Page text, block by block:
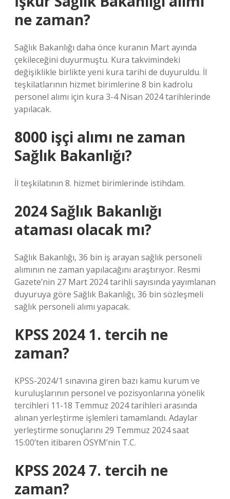
ne zaman?
Sağlık Bakanlığı daha önce kuranın Mart ayında
çekileceğini duyurmuştu. Kura takvimindeki
değişiklikle birlikte yeni kura tarihi de duyuruldu. İl
teşkilatlarının hizmet birimlerine 8 bin kadrolu
personel alımı için kura 3-4 Nisan 2024 tarihlerinde
yapılacak.
8000 işçi alımı ne zaman
Sağlık Bakanlığı?
İl teşkilatının 8. hizmet birimlerinde istihdam.
2024 Sağlık Bakanlığı
ataması olacak mı?
Sağlık Bakanlığı, 36 bin iş arayan sağlık personeli
alımının ne zaman yapılacağını araştırıyor. Resmi
Gazete’nin 27 Mart 2024 tarihli sayısında yayımlanan
duyuruya göre Sağlık Bakanlığı, 36 bin sözleşmeli
sağlık personeli alımı yapacak.
KPSS 2024 1. tercih ne
zaman?
KPSS-2024/1 sınavına giren bazı kamu kurum ve
kuruluşlarının personel ve pozisyonlarına yönelik
tercihleri ​​11-18 Temmuz 2024 tarihleri ​​arasında
alınan yerleştirme işlemleri tamamlandı. Adaylar
yerleştirme sonuçlarını 29 Temmuz 2024 saat
15:00’ten itibaren ÖSYM’nin T.C.
KPSS 2024 7. tercih ne
zaman?